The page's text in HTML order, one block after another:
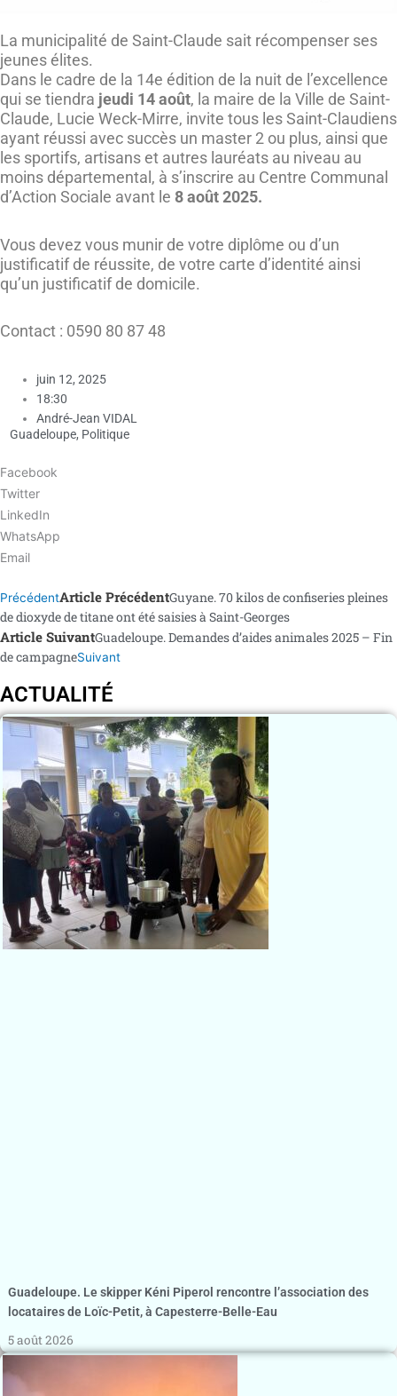
La municipalité de Saint-Claude sait récompenser ses
jeunes élites.
Dans le cadre de la 14e édition de la nuit de l’excellence
qui se tiendra jeudi 14 août, la maire de la Ville de Saint-
Claude, Lucie Weck-Mirre, invite tous les Saint-Claudiens
ayant réussi avec succès un master 2 ou plus, ainsi que
les sportifs, artisans et autres lauréats au niveau au
moins départemental, à s’inscrire au Centre Communal
d’Action Sociale avant le 8 août 2025.
Vous devez vous munir de votre diplôme ou d’un
justificatif de réussite, de votre carte d’identité ainsi
qu’un justificatif de domicile.
Contact : 0590 80 87 48
juin 12, 2025
18:30
André-Jean VIDAL
Guadeloupe, Politique
Facebook
Twitter
LinkedIn
WhatsApp
Email
PrécédentArticle PrécédentGuyane. 70 kilos de confiseries pleines
de dioxyde de titane ont été saisies à Saint-Georges
Article SuivantGuadeloupe. Demandes d’aides animales 2025 – Fin
de campagneSuivant
ACTUALITÉ
Guadeloupe. Le skipper Kéni Piperol rencontre l’association des
locataires de Loïc-Petit, à Capesterre-Belle-Eau
5 août 2026